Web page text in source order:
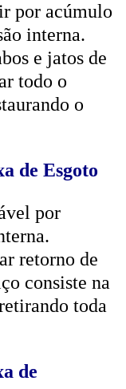
por acúmulo
interna.
e jatos de
todo o
o
de Esgoto
por
retorno de
consiste na
toda
de